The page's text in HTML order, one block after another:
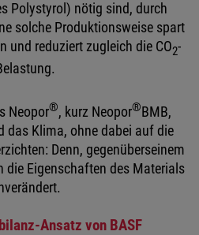
Polystyrol) nötig sind, durch
solche Produktionsweise spart
und reduziert zugleich die CO2-
Neopor®, kurz Neopor® BMB,
das Klima, ohne dabei auf die
Denn, gegenüberseinem
die Eigenschaften des Materials
Ansatz von BASF